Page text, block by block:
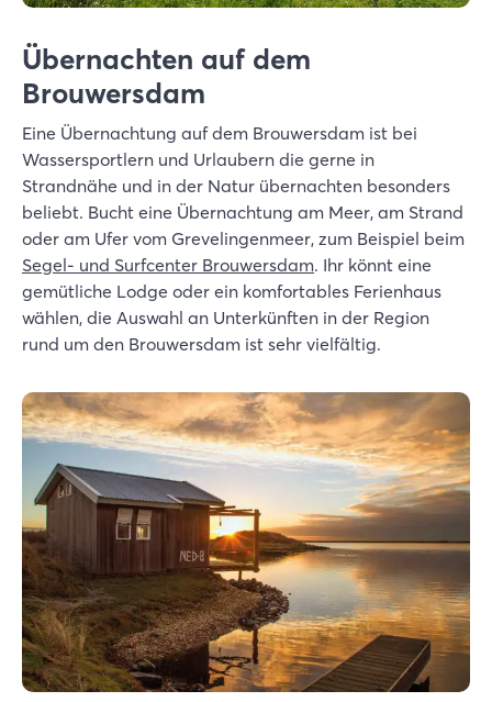
Übernachten auf dem
Brouwersdam
Eine Übernachtung auf dem Brouwersdam ist bei
Wassersportlern und Urlaubern die gerne in
Strandnähe und in der Natur übernachten besonders
beliebt. Bucht eine Übernachtung am Meer, am Strand
oder am Ufer vom Grevelingenmeer, zum Beispiel beim
Segel- und Surfcenter Brouwersdam. Ihr könnt eine
gemütliche Lodge oder ein komfortables Ferienhaus
wählen, die Auswahl an Unterkünften in der Region
rund um den Brouwersdam ist sehr vielfältig.